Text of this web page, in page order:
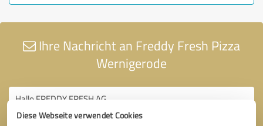
Diese Webseite verwendet Cookies
Ihre Nachricht an Freddy Fresh Pizza
Wernigerode